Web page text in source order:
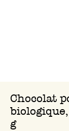
Chocolat
g